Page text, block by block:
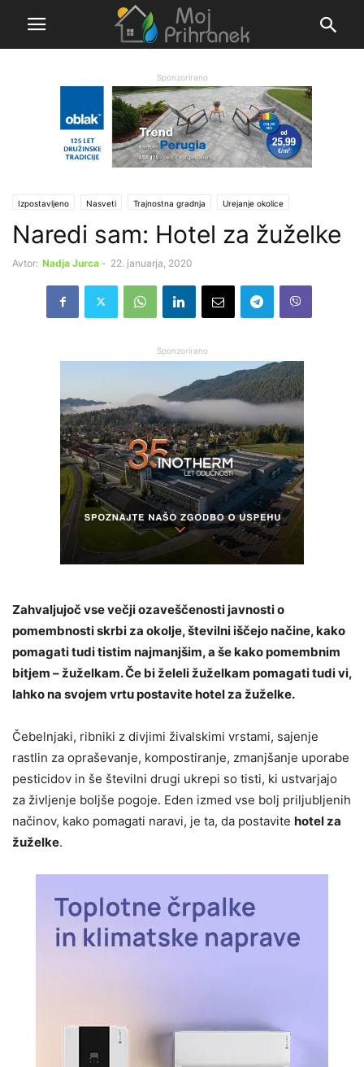
Sponzorirano
Izpostavljeno Nasveti Trajnostna gradnja Urejanje okolice
Energija in okolje
Naredi sam: Hotel za žuželke
Avtor: Nadja Jurca - 22. januarja, 2020
Sponzorirano
Zahvaljujoč vse večji ozaveščenosti javnosti o
pomembnosti skrbi za okolje, številni iščejo načine, kako
pomagati tudi tistim najmanjšim, a še kako pomembnim
bitjem – žuželkam. Če bi želeli žuželkam pomagati tudi vi,
lahko na svojem vrtu postavite hotel za žuželke.
Čebelnjaki, ribniki z divjimi živalskimi vrstami, sajenje
rastlin za opraševanje, kompostiranje, zmanjšanje uporabe
pesticidov in še številni drugi ukrepi so tisti, ki ustvarjajo
za življenje boljše pogoje. Eden izmed vse bolj priljubljenih
načinov, kako pomagati naravi, je ta, da postavite hotel za
žuželke.